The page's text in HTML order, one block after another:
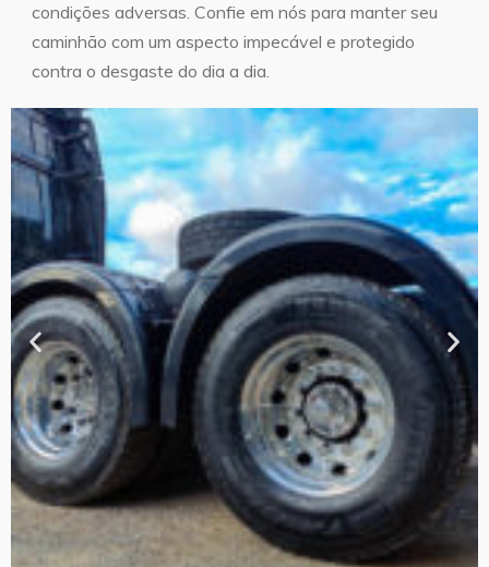
condições adversas. Confie em nós para manter seu
caminhão com um aspecto impecável e protegido
contra o desgaste do dia a dia.